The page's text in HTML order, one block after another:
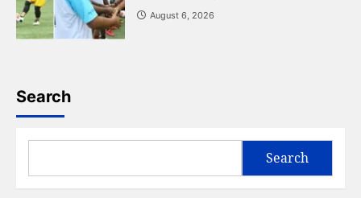
August 6, 2026
Search
Search